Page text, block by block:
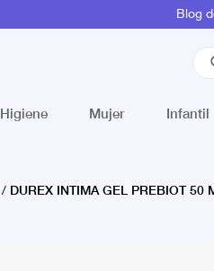
Blog
Higiene Mujer Infantil
/ DUREX INTIMA GEL PREBIOT 50